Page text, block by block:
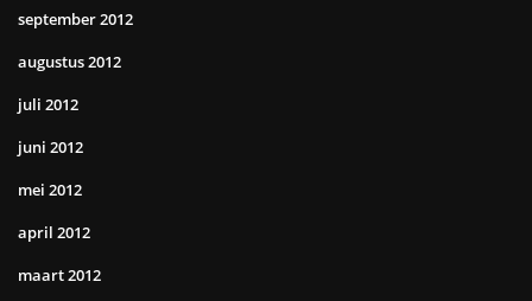
september 2012
augustus 2012
juli 2012
juni 2012
mei 2012
april 2012
maart 2012